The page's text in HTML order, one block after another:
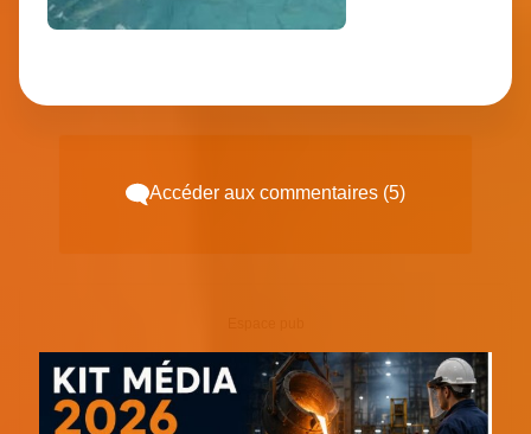
Accéder aux commentaires (5)